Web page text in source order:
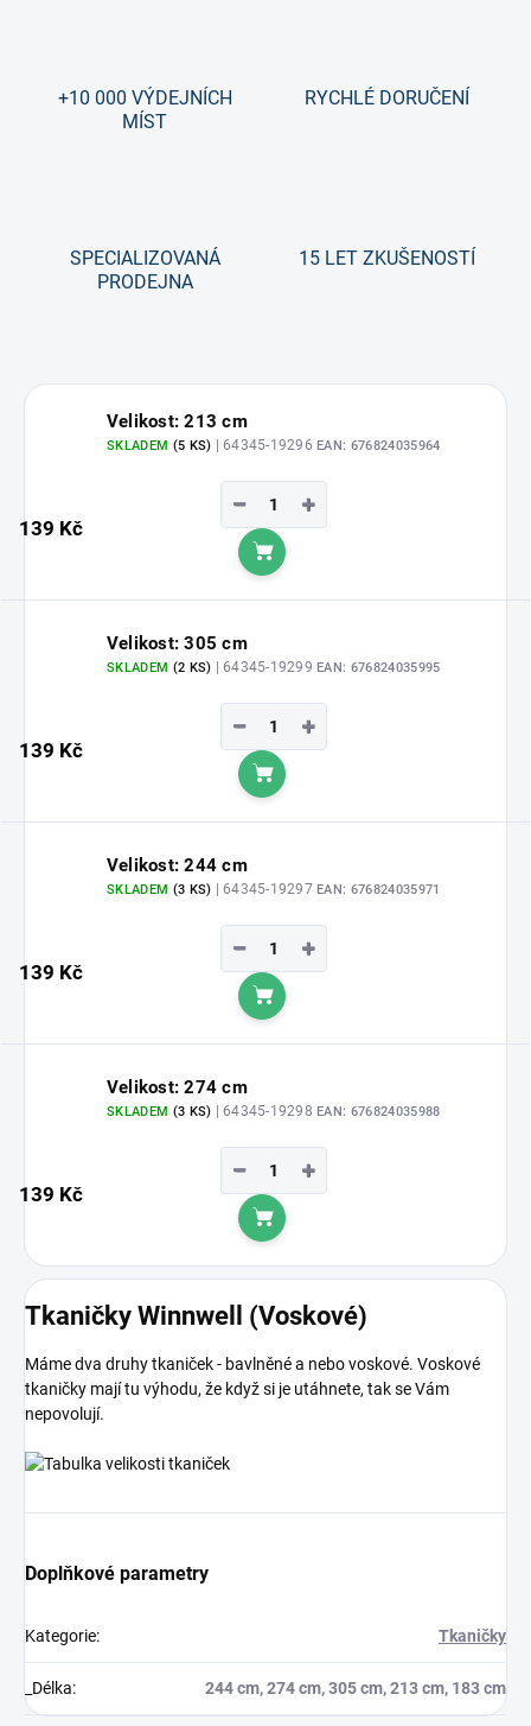
+10 000 VÝDEJNÍCH
MÍST
RYCHLÉ DORUČENÍ
SPECIALIZOVANÁ
PRODEJNA
15 LET ZKUŠENOSTÍ
Velikost: 213 cm
SKLADEM (5 KS) | 64345-19296EAN: 676824035964
139 Kč
+
−
Do košíku
Velikost: 305 cm
SKLADEM (2 KS) | 64345-19299EAN: 676824035995
139 Kč
+
−
Do košíku
Velikost: 244 cm
SKLADEM (3 KS) | 64345-19297EAN: 676824035971
139 Kč
+
−
Do košíku
Velikost: 274 cm
SKLADEM (3 KS) | 64345-19298EAN: 676824035988
139 Kč
+
−
Do košíku
Tkaničky Winnwell (Voskové)
Máme dva druhy tkaniček - bavlněné a nebo voskové. Voskové
tkaničky mají tu výhodu, že když si je utáhnete, tak se Vám
nepovolují.
Doplňkové parametry
Kategorie: Tkaničky
_Délka: 244 cm, 274 cm, 305 cm, 213 cm, 183 cm